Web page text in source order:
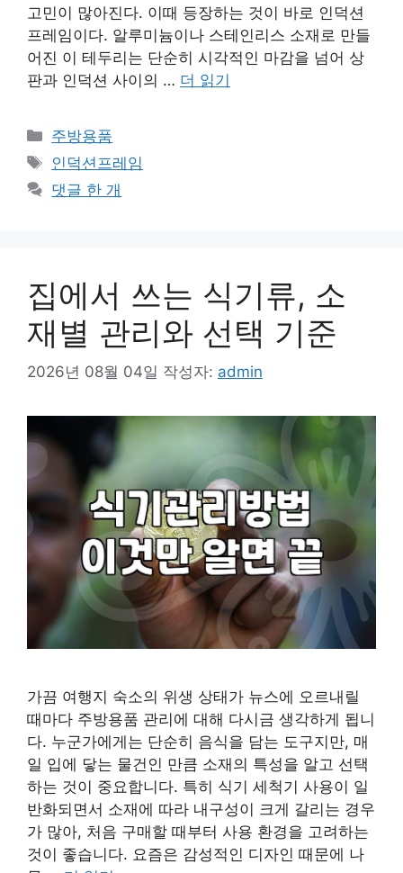
고민이 많아진다. 이때 등장하는 것이 바로 인덕션
프레임이다. 알루미늄이나 스테인리스 소재로 만들
어진 이 테두리는 단순히 시각적인 마감을 넘어 상
판과 인덕션 사이의 … 더 읽기
카
테
리
주방용품
태
그
인덕션프레임
댓글 한 개
집에서 쓰는 식기류, 소
재별 관리와 선택 기준
2026년 08월 04일 작성자: admin
가끔 여행지 숙소의 위생 상태가 뉴스에 오르내릴
때마다 주방용품 관리에 대해 다시금 생각하게 됩니
다. 누군가에게는 단순히 음식을 담는 도구지만, 매
일 입에 닿는 물건인 만큼 소재의 특성을 알고 선택
하는 것이 중요합니다. 특히 식기 세척기 사용이 일
반화되면서 소재에 따라 내구성이 크게 갈리는 경우
가 많아, 처음 구매할 때부터 사용 환경을 고려하는
것이 좋습니다. 요즘은 감성적인 디자인 때문에 나